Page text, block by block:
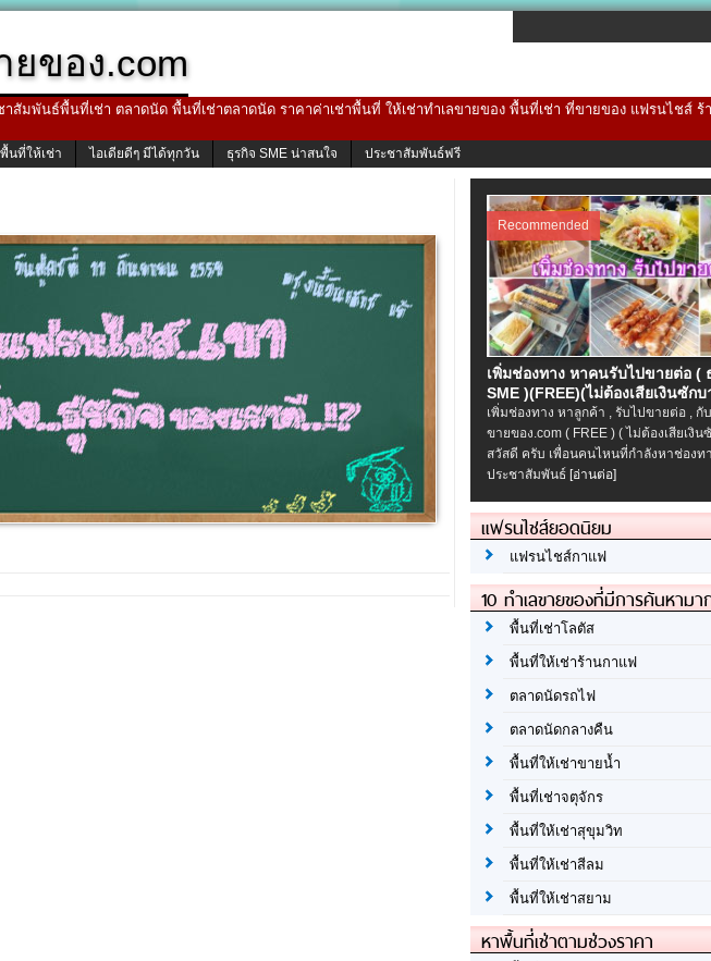
ยของ.com
สัมพันธ์พื้นที่เช่า ตลาดนัด พื้นที่เช่าตลาดนัด ราคาค่าเช่าพื้นที่ ให้เช่าทำเลขายของ พื้นที่เช่า ที่ขายของ แฟรนไชส์ ร้
พื้นที่ให้เช่า ไอเดียดีๆ มีได้ทุกวัน ธุรกิจ SME น่าสนใจ ประชาสัมพันธ์ฟรี
Recommended
เพิ่มช่องทาง หาคนรับไปขายต่อ (
SME )(FREE)(ไม่ต้องเสียเงินซักบ
เพิ่มช่องทาง หาลูกค้า , รับไปขายต่อ , กั
ขายของ.com ( FREE ) ( ไม่ต้องเสียเงิ
สวัสดี ครับ เพื่อนคนไหนที่กำลังหาช่องท
ประชาสัมพันธ์ [อ่านต่อ]
แฟรนไชส์ยอดนิยม
แฟรนไชส์กาแฟ
10 ทำเลขายของที่มีการค้นหาม
พื้นที่เช่าโลตัส
พื้นที่ให้เช่าร้านกาแฟ
ตลาดนัดรถไฟ
ตลาดนัดกลางคืน
พื้นที่ให้เช่าขายน้ำ
พื้นที่เช่าจตุจักร
พื้นที่ให้เช่าสุขุมวิท
พื้นที่ให้เช่าสีลม
พื้นที่ให้เช่าสยาม
หาพื้นที่เช่าตามช่วงราคา